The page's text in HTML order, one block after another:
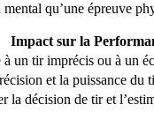
mental qu’une épreuve
Impact sur la
à un tir imprécis ou à un
et la puissance du
la décision de tir et